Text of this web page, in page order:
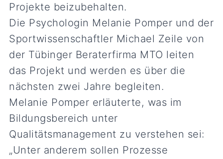
Projekte beizubehalten.
Die Psychologin Melanie Pomper und der
Sportwissenschaftler Michael Zeile von
der Tübinger Beraterfirma MTO leiten
das Projekt und werden es über die
nächsten zwei Jahre begleiten.
Melanie Pomper erläuterte, was im
Bildungsbereich unter
Qualitätsmanagement zu verstehen sei:
„Unter anderem sollen Prozesse